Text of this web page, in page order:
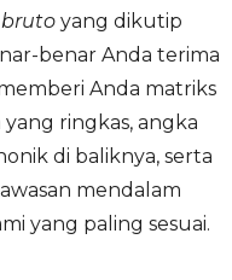
bruto yang dikutip
benar Anda terima
Anda matriks
ringkas, angka
di baliknya, serta
mendalam
yang paling sesuai.